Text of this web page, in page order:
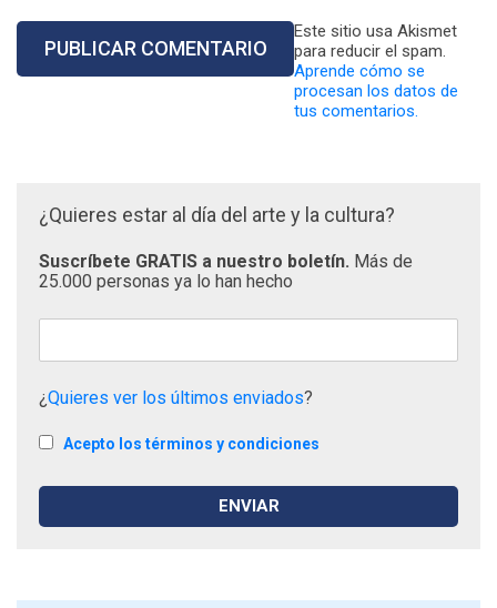
Este sitio usa Akismet
para reducir el spam.
Aprende cómo se
procesan los datos de
tus comentarios.
¿Quieres estar al día del arte y la cultura?
Suscríbete GRATIS a nuestro boletín. Más de
25.000 personas ya lo han hecho
¿Quieres ver los últimos enviados?
Acepto los términos y condiciones